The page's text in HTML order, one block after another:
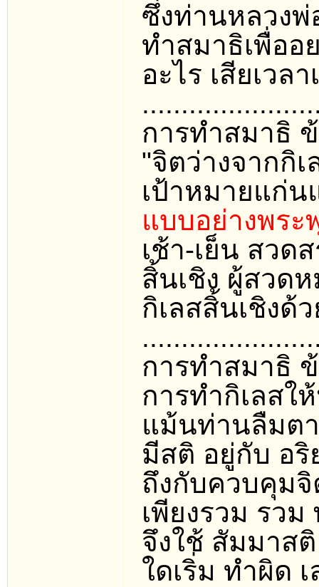
ซึ่งท่านหลวงพ่
ทำสมาธิเพื่ออ
อะไร เสียเวลา
การทำสมาธิ
"จิตว่างจากกิเ
เป้าหมายแก่
แบบอย่างพระ
เช้า-เย็น สวด
สิ้นเชิง ผู้สวด
กิเลสสิ้นเชิงด้
การทำสมาธิ ข้
การทำกิเลสใ
แม้นท่านลืมต
มีสติ อยู่กับ อริ
ถึงกับควบคุม
เพียงรวม รวม
จึงใช้ สัมมาส
ใดเริ่ม ทำผิด